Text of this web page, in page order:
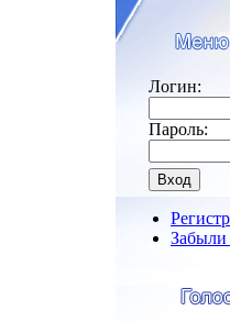
Логин:
Пароль:
Забыли